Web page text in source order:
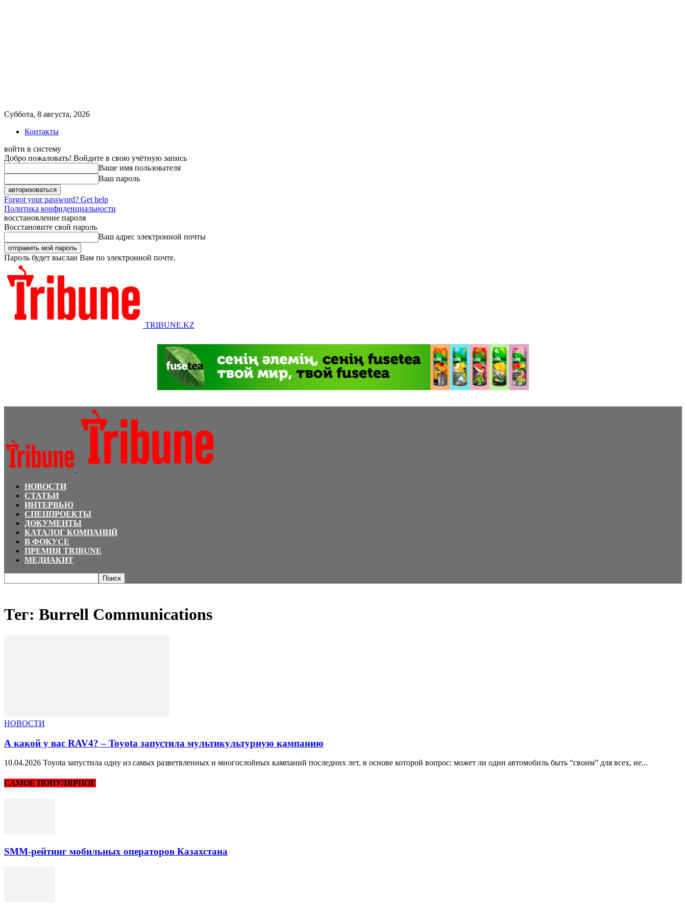
Суббота, 8 августа, 2026
Контакты
войти в систему
Добро пожаловать! Войдите в свою учётную запись
Ваше имя пользователя
Ваш пароль
Forgot your password? Get help
Политика конфиденциальности
восстановление пароля
Восстановите свой пароль
Ваш адрес электронной почты
Пароль будет выслан Вам по электронной почте.
TRIBUNE.KZ
НОВОСТИ
СТАТЬИ
ИНТЕРВЬЮ
СПЕЦПРОЕКТЫ
ДОКУМЕНТЫ
КАТАЛОГ КОМПАНИЙ
В ФОКУСЕ
ПРЕМИЯ TRIBUNE
МЕДИАКИТ
Тег: Burrell Communications
НОВОСТИ
А какой у вас RAV4? – Toyota запустила мультикультурную кампанию
10.04.2026 Toyota запустила одну из самых разветвленных и многослойных кампаний последних лет, в основе которой вопрос: может ли один автомобиль быть “своим” для всех, не...
САМОЕ ПОПУЛЯРНОЕ
SMM-рейтинг мобильных операторов Казахстана